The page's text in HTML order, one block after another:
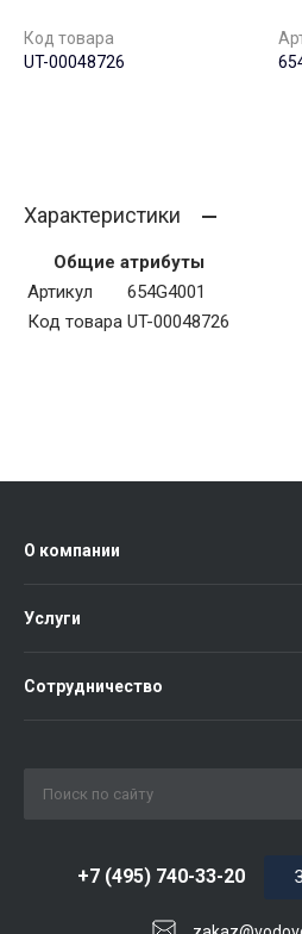
Код товара
UT-00048726
Характеристики
Общие атрибуты
Артикул
654G4001
Код товара UT-00048726
О компании
Услуги
Сотрудничество
+7 (495) 740-33-20